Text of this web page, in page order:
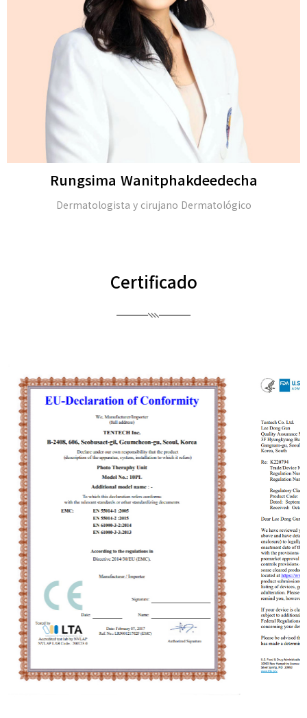
Rungsima Wanitphakdeedecha
Dermatologista y cirujano Dermatológico
Certificado